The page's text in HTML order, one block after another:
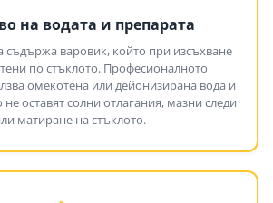
на водата и препарата
варовик, който при изсъхване
по стъклото. Професионалното
омекотена или дейонизирана вода и
оставят солни отлагания, мазни следи
матиране на стъклото.